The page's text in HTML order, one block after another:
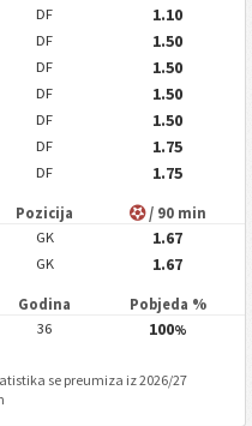
DF
1.10
DF
1.50
DF
1.50
DF
1.50
DF
1.50
DF
1.75
DF 1.75
Pozicija / 90 min
GK
1.67
GK 1.67
Godina Pobjeda %
36 100%
se preumiza iz 2026/27